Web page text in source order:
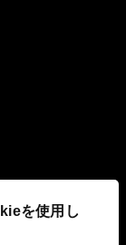
を使用し